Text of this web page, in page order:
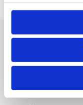
Sortiment
Natursten